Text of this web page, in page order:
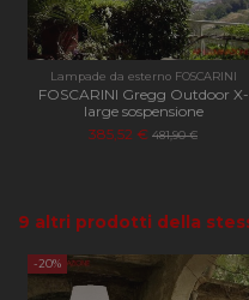
Lampade da esterno FOSCARINI
FOSCARINI Gregg Outdoor X-
large sospensione
385,52 € 481,90 €
9 altri prodotti della
-20%
PHPSESSID